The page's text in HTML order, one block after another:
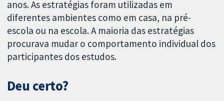
anos. As estratégias foram utilizadas em
diferentes ambientes como em casa, na pré-
escola ou na escola. A maioria das estratégias
procurava mudar o comportamento individual dos
participantes dos estudos.
Deu certo?